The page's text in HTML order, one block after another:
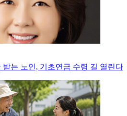
받는 노인, 기초연금 수령 길 열린다